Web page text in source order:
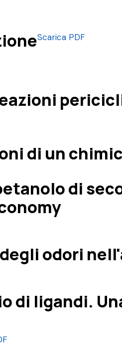
Scarica PDF
di un
di
odori
di ligandi.